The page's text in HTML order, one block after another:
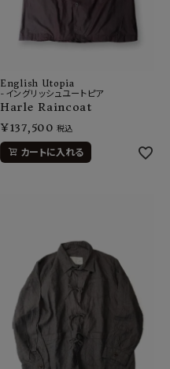
English Utopia
-イングリッシュユートピア
Harle Raincoat
¥137,500 税込
カートに入れる